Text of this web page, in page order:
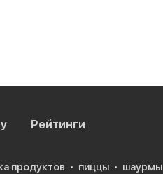
Рейтинги
продуктов пиццы шаурмы